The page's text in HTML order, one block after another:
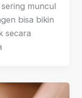
muncul
bisa bikin
secara